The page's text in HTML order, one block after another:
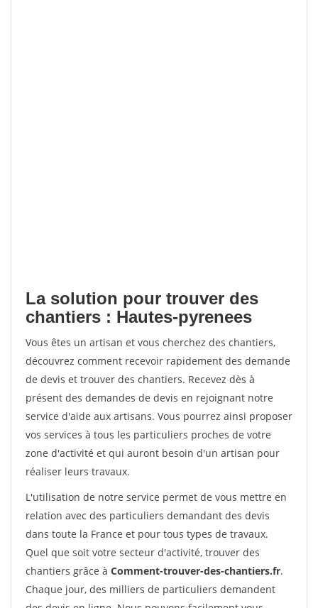
La solution pour trouver des
chantiers : Hautes-pyrenees
Vous êtes un artisan et vous cherchez des chantiers,
découvrez comment recevoir rapidement des demande
de devis et trouver des chantiers. Recevez dès à
présent des demandes de devis en rejoignant notre
service d'aide aux artisans. Vous pourrez ainsi proposer
vos services à tous les particuliers proches de votre
zone d'activité et qui auront besoin d'un artisan pour
réaliser leurs travaux.
L'utilisation de notre service permet de vous mettre en
relation avec des particuliers demandant des devis
dans toute la France et pour tous types de travaux.
Quel que soit votre secteur d'activité, trouver des
chantiers grâce à Comment-trouver-des-chantiers.fr.
Chaque jour, des milliers de particuliers demandent